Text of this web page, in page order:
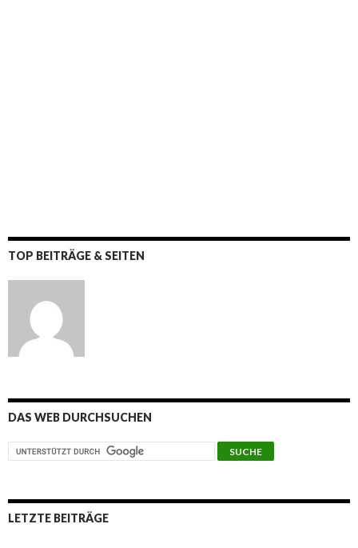
TOP BEITRÄGE & SEITEN
DAS WEB DURCHSUCHEN
LETZTE BEITRÄGE